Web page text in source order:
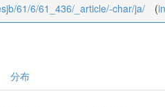
61/6/61_436/_article/-char/ja/ (
分布